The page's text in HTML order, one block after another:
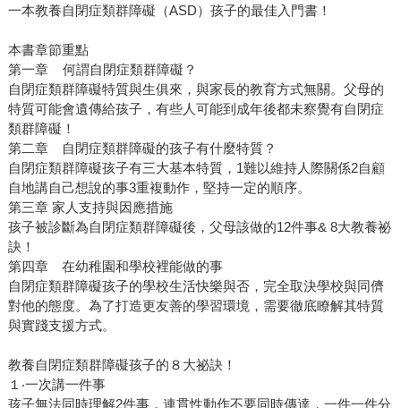
一本教養自閉症類群障礙（ASD）孩子的最佳入門書！
本書章節重點
第一章 何謂自閉症類群障礙？
自閉症類群障礙特質與生俱來，與家長的教育方式無關。父母的
特質可能會遺傳給孩子，有些人可能到成年後都未察覺有自閉症
類群障礙！
第二章 自閉症類群障礙的孩子有什麼特質？
自閉症類群障礙孩子有三大基本特質，1難以維持人際關係2自顧
自地講自己想說的事3重複動作，堅持一定的順序。
第三章 家人支持與因應措施
孩子被診斷為自閉症類群障礙後，父母該做的12件事& 8大教養祕
訣！
第四章 在幼稚園和學校裡能做的事
自閉症類群障礙孩子的學校生活快樂與否，完全取決學校與同儕
對他的態度。為了打造更友善的學習環境，需要徹底瞭解其特質
與實踐支援方式。
教養自閉症類群障礙孩子的８大祕訣！
１‧一次講一件事
孩子無法同時理解2件事，連貫性動作不要同時傳達，一件一件分